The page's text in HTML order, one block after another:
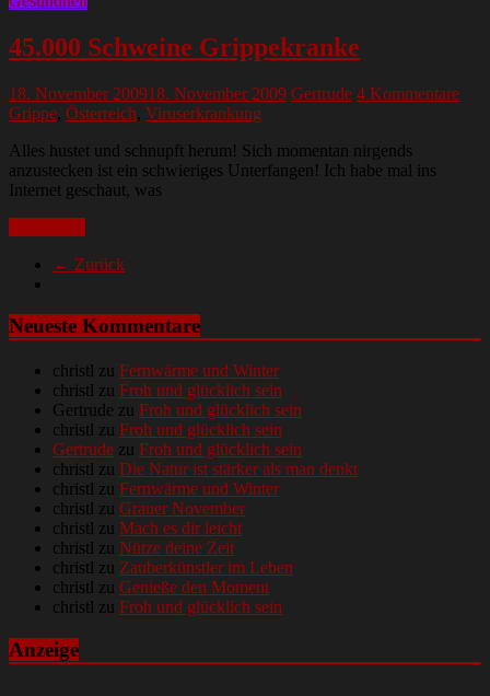
45.000 Schweine Grippekranke
18. November 200918. November 2009 Gertrude 4 Kommentare
Grippe, Österreich, Viruserkrankung
Alles hustet und schnupft herum! Sich momentan nirgends
anzustecken ist ein schwieriges Unterfangen! Ich habe mal ins
Internet geschaut, was
← Zurück
Neueste Kommentare
christl zu Fernwärme und Winter
christl zu Froh und glücklich sein
Gertrude zu Froh und glücklich sein
christl zu Froh und glücklich sein
Gertrude zu Froh und glücklich sein
christl zu Die Natur ist stärker als man denkt
christl zu Fernwärme und Winter
christl zu Grauer November
christl zu Mach es dir leicht
christl zu Nütze deine Zeit
christl zu Zauberkünstler im Leben
christl zu Genieße den Moment
christl zu Froh und glücklich sein
Anzeige